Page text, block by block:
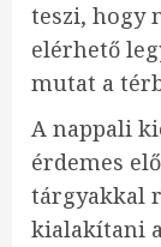
teszi, hogy
elérhető
mutat a
A nappali
érdemes
tárgyakkal
kialakítani